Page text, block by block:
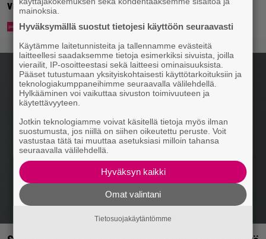
vakavaan kansansairauteen
mainoksia.
Hyväksymällä suostut tietojesi käyttöön seuraavasti
Käytämme laitetunnisteita ja tallennamme evästeitä
laitteellesi saadaksemme tietoja esimerkiksi sivuista, joilla
vierailit, IP-osoitteestasi sekä laitteesi ominaisuuksista.
Pääset tutustumaan yksityiskohtaisesti käyttötarkoituksiin ja
teknologiakumppaneihimme seuraavalla välilehdellä.
Hylkääminen voi vaikuttaa sivuston toimivuuteen ja
käytettävyyteen.
Jotkin teknologiamme voivat käsitellä tietoja myös ilman
suostumusta, jos niillä on siihen oikeutettu peruste. Voit
vastustaa tätä tai muuttaa asetuksiasi milloin tahansa
seuraavalla välilehdellä.
Hyväksyn kaikki
Omat valintani
Tietosuojakäytäntömme